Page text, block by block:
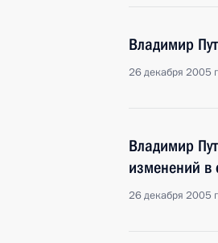
Владимир
26 декабря 2005
Владимир
изменений в
26 декабря 2005